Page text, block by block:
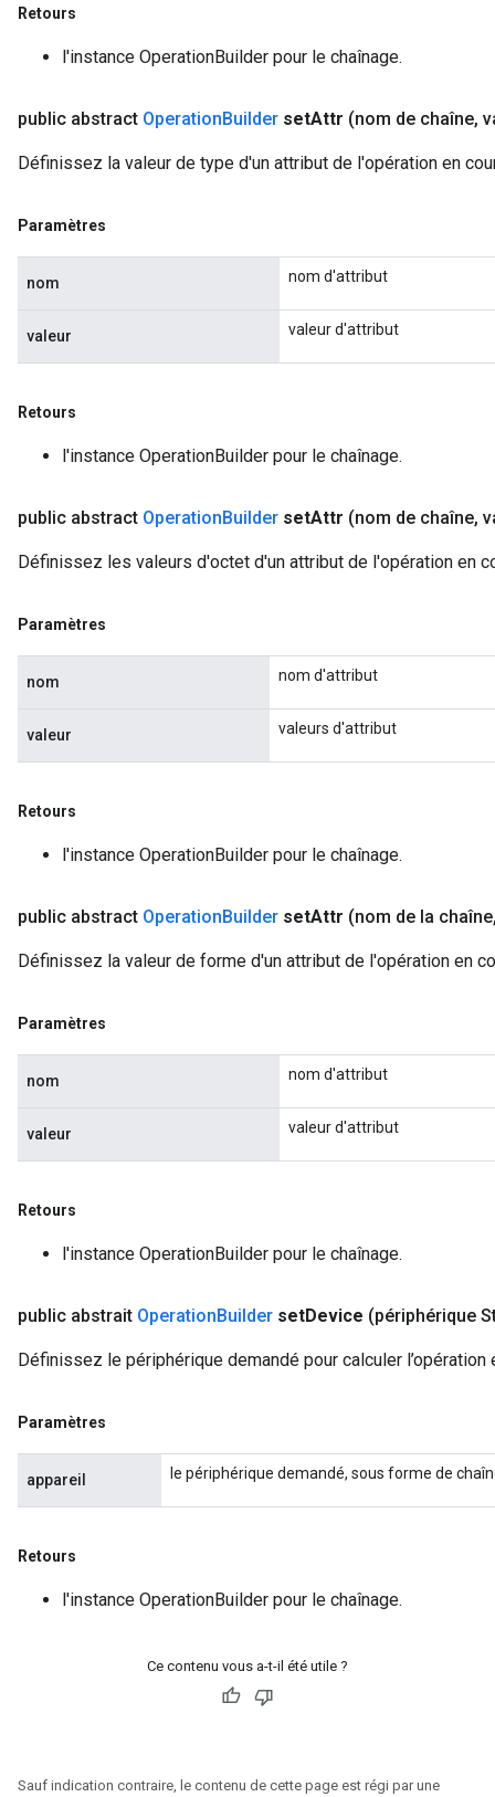
Retours
l'instance OperationBuilder pour le chaînage.
public abstract OperationBuilder setAttr (nom de chaîne,
Définissez la valeur de type d'un attribut de l'opération en
Paramètres
nom nom d'attribut
valeur valeur d'attribut
Retours
l'instance OperationBuilder pour le chaînage.
public abstract OperationBuilder setAttr (nom de chaîne,
Définissez les valeurs d'octet d'un attribut de l'opération en
Paramètres
nom nom d'attribut
valeur valeurs d'attribut
Retours
l'instance OperationBuilder pour le chaînage.
public abstract OperationBuilder setAttr (nom de la chaîne
Définissez la valeur de forme d'un attribut de l'opération en
Paramètres
nom nom d'attribut
valeur valeur d'attribut
Retours
l'instance OperationBuilder pour le chaînage.
public abstrait OperationBuilder setDevice (périphérique
Définissez le périphérique demandé pour calculer l’opération
Paramètres
appareil le périphérique demandé, sous forme de
Retours
l'instance OperationBuilder pour le chaînage.
Ce contenu vous a-t-il été utile ?
Sauf indication contraire, le contenu de cette page est régi par une